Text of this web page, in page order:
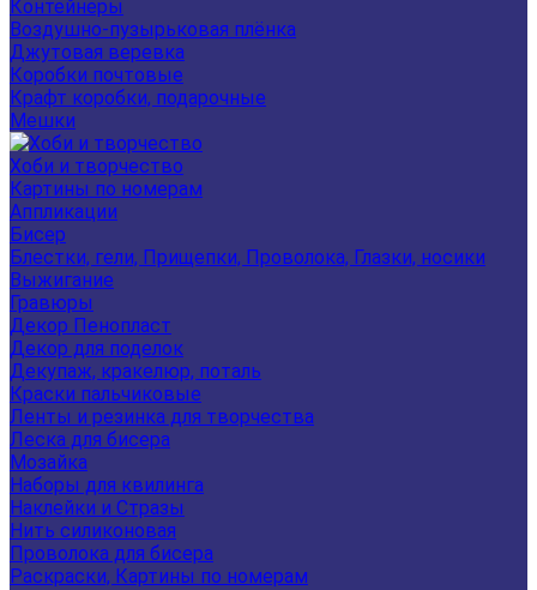
Контейнеры
Воздушно-пузырьковая плёнка
Джутовая веревка
Коробки почтовые
Крафт коробки, подарочные
Мешки
Хоби и творчество
Картины по номерам
Аппликации
Бисер
Блестки, гели, Прищепки, Проволока, Глазки, носики
Выжигание
Гравюры
Декор Пенопласт
Декор для поделок
Декупаж, кракелюр, поталь
Краски пальчиковые
Ленты и резинка для творчества
Леска для бисера
Мозайка
Наборы для квилинга
Наклейки и Стразы
Нить силиконовая
Проволока для бисера
Раскраски, Картины по номерам